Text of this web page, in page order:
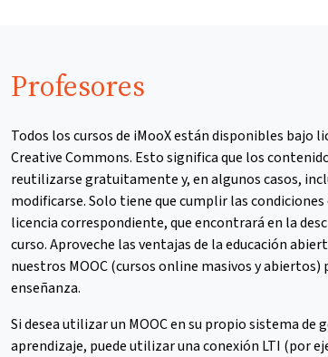
Profesores
Todos los cursos de iMooX están disponibles bajo
Creative Commons. Esto significa que los
reutilizarse gratuitamente y, en algunos casos,
modificarse. Solo tiene que cumplir las condiciones
licencia correspondiente, que encontrará en la
curso. Aproveche las ventajas de la educación
nuestros MOOC (cursos online masivos y abiertos)
enseñanza.
Si desea utilizar un MOOC en su propio sistema de
aprendizaje, puede utilizar una conexión LTI (por